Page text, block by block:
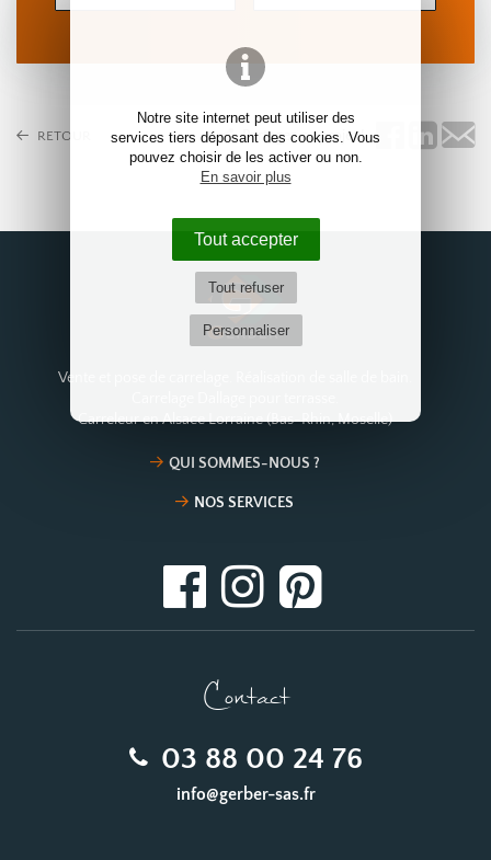
Notre site internet peut utiliser des
services tiers déposant des cookies. Vous
pouvez choisir de les activer ou non.
En savoir plus
Tout accepter
Tout refuser
Personnaliser
RETOUR Partagez ce projet !
Vente et pose de carrelage. Réalisation de salle de bain.
Carreleur en Alsace Lorraine (Bas-Rhin, Moselle)
QUI SOMMES-NOUS ?
NOS SERVICES
Contact
03 88 00 24 76
info@gerber-sas.fr